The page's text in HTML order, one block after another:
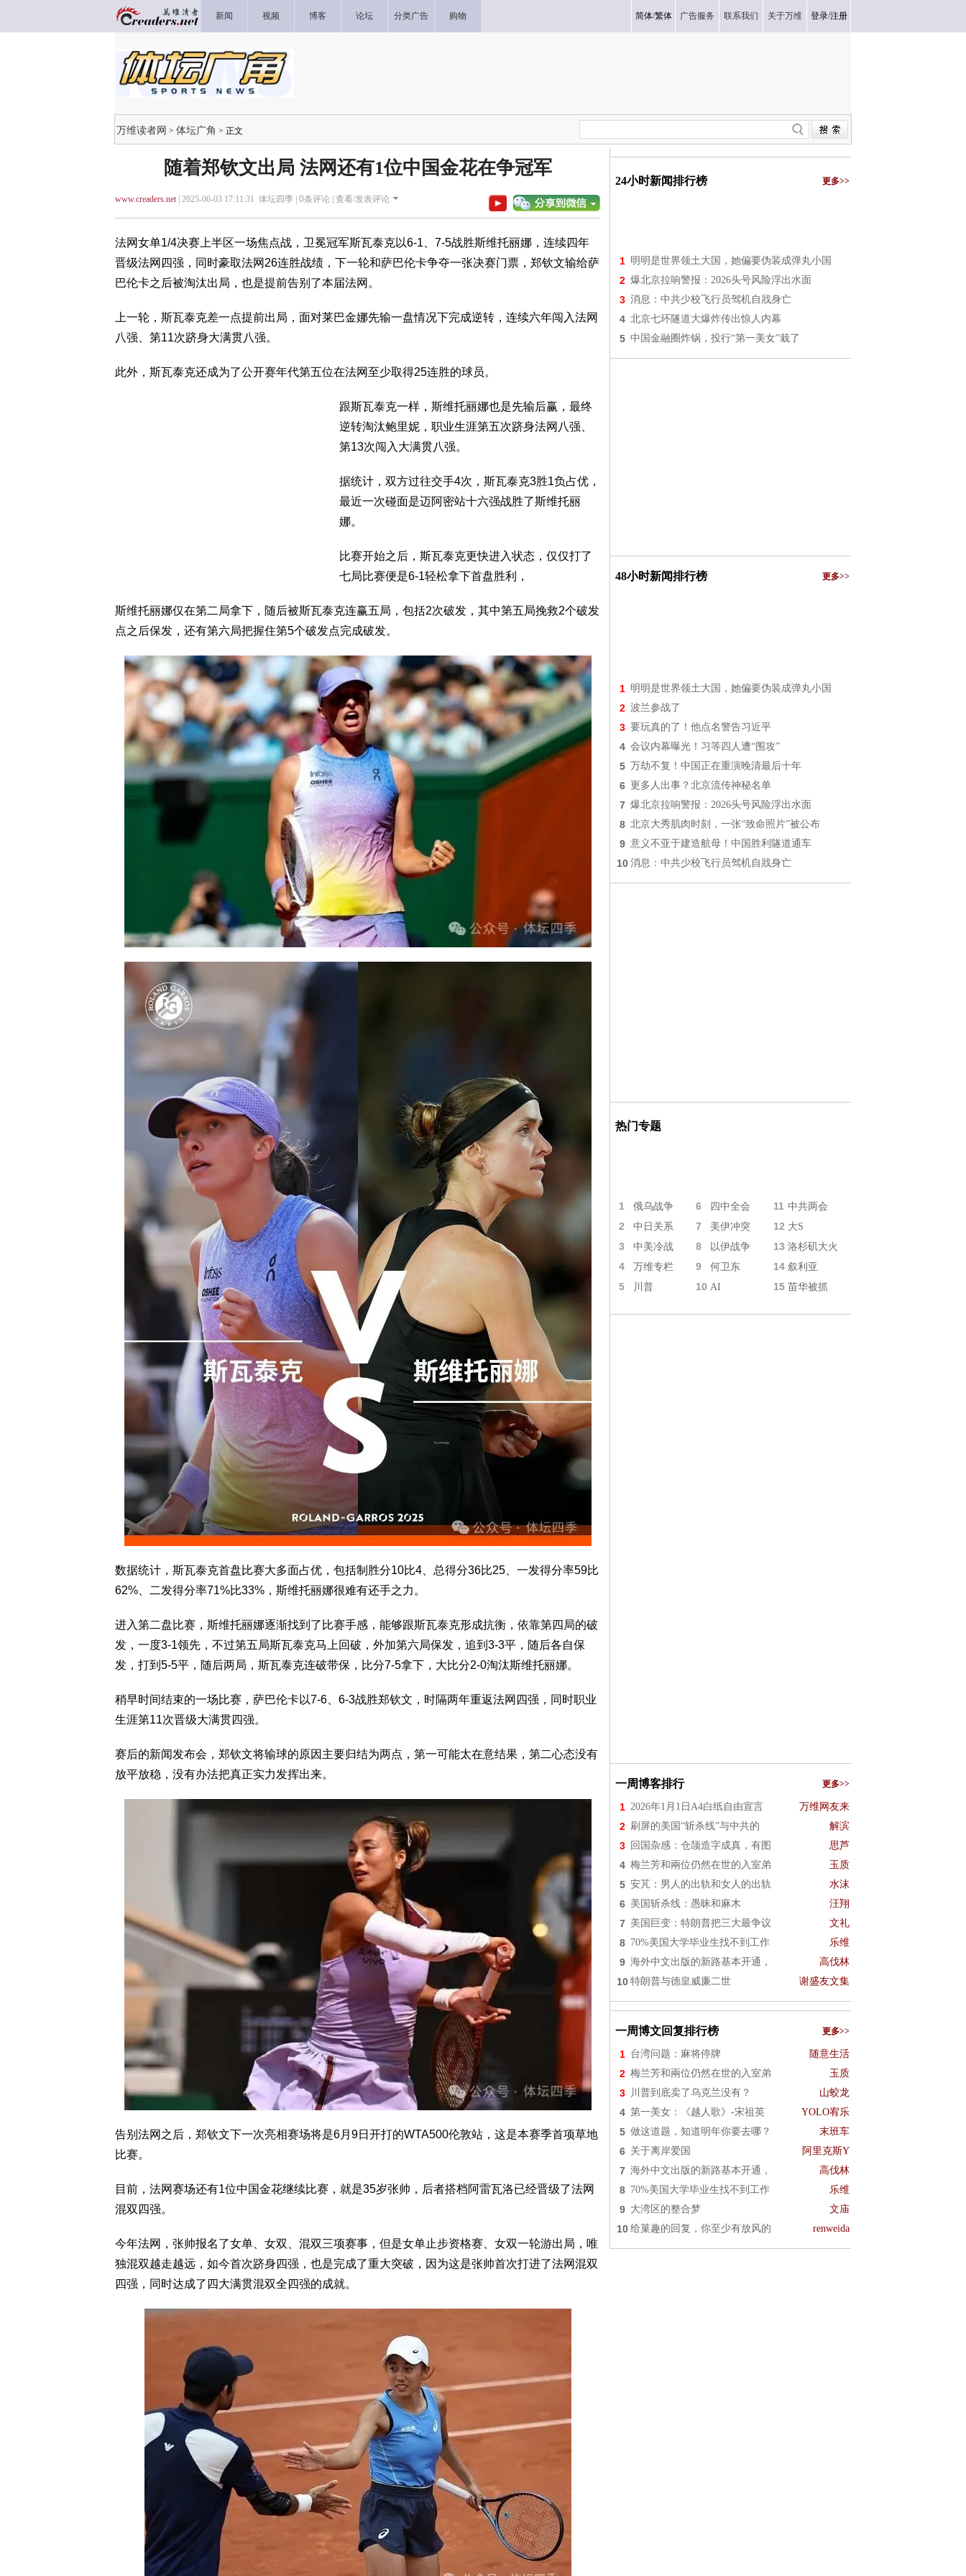
新闻 视频 博客 论坛 分类广告 购物 简体/繁体 广告服务 联系我们 关于万维 登录/注册
万维读者网 > 体坛广角 > 正文
随着郑钦文出局 法网还有1位中国金花在争冠军
www.creaders.net| 2025-06-03 17:11:31 体坛四季 | 0条评论 | 查看/发表评论
法网女单1/4决赛上半区一场焦点战，卫冕冠军斯瓦泰克以6-1、7-5战胜斯维托丽娜，连续四年
晋级法网四强，同时豪取法网26连胜战绩，下一轮和萨巴伦卡争夺一张决赛门票，郑钦文输给萨
巴伦卡之后被淘汰出局，也是提前告别了本届法网。
上一轮，斯瓦泰克差一点提前出局，面对莱巴金娜先输一盘情况下完成逆转，连续六年闯入法网
八强、第11次跻身大满贯八强。
此外，斯瓦泰克还成为了公开赛年代第五位在法网至少取得25连胜的球员。
跟斯瓦泰克一样，斯维托丽娜也是先输后赢，最终
逆转淘汰鲍里妮，职业生涯第五次跻身法网八强、
第13次闯入大满贯八强。
据统计，双方过往交手4次，斯瓦泰克3胜1负占优，
最近一次碰面是迈阿密站十六强战胜了斯维托丽
娜。
比赛开始之后，斯瓦泰克更快进入状态，仅仅打了
七局比赛便是6-1轻松拿下首盘胜利，
斯维托丽娜仅在第二局拿下，随后被斯瓦泰克连赢五局，包括2次破发，其中第五局挽救2个破发
点之后保发，还有第六局把握住第5个破发点完成破发。
数据统计，斯瓦泰克首盘比赛大多面占优，包括制胜分10比4、总得分36比25、一发得分率59比
62%、二发得分率71%比33%，斯维托丽娜很难有还手之力。
进入第二盘比赛，斯维托丽娜逐渐找到了比赛手感，能够跟斯瓦泰克形成抗衡，依靠第四局的破
发，一度3-1领先，不过第五局斯瓦泰克马上回破，外加第六局保发，追到3-3平，随后各自保
发，打到5-5平，随后两局，斯瓦泰克连破带保，比分7-5拿下，大比分2-0淘汰斯维托丽娜。
稍早时间结束的一场比赛，萨巴伦卡以7-6、6-3战胜郑钦文，时隔两年重返法网四强，同时职业
生涯第11次晋级大满贯四强。
赛后的新闻发布会，郑钦文将输球的原因主要归结为两点，第一可能太在意结果，第二心态没有
放平放稳，没有办法把真正实力发挥出来。
告别法网之后，郑钦文下一次亮相赛场将是6月9日开打的WTA500伦敦站，这是本赛季首项草地
比赛。
目前，法网赛场还有1位中国金花继续比赛，就是35岁张帅，后者搭档阿雷瓦洛已经晋级了法网
混双四强。
今年法网，张帅报名了女单、女双、混双三项赛事，但是女单止步资格赛、女双一轮游出局，唯
独混双越走越远，如今首次跻身四强，也是完成了重大突破，因为这是张帅首次打进了法网混双
四强，同时达成了四大满贯混双全四强的成就。
24小时新闻排行榜 更多>>
1 明明是世界领土大国，她偏要伪装成弹丸小国
2 爆北京拉响警报：2026头号风险浮出水面
3 消息：中共少校飞行员驾机自戕身亡
4 北京七环隧道大爆炸传出惊人内幕
5 中国金融圈炸锅，投行“第一美女”栽了
48小时新闻排行榜 更多>>
1 明明是世界领土大国，她偏要伪装成弹丸小国
2 波兰参战了
3 要玩真的了！他点名警告习近平
4 会议内幕曝光！习等四人遭“围攻”
5 万劫不复！中国正在重演晚清最后十年
6 更多人出事？北京流传神秘名单
7 爆北京拉响警报：2026头号风险浮出水面
8 北京大秀肌肉时刻，一张“致命照片”被公布
9 意义不亚于建造航母！中国胜利隧道通车
10 消息：中共少校飞行员驾机自戕身亡
热门专题
1 俄乌战争 6 四中全会 11 中共两会
2 中日关系 7 美伊冲突 12 大S
3 中美冷战 8 以伊战争 13 洛杉矶大火
4 万维专栏 9 何卫东 14 叙利亚
5 川普 10 AI 15 苗华被抓
一周博客排行 更多>>
1 2026年1月1日A4白纸自由宣言 万维网友来
2 刷屏的美国“斩杀线”与中共的 解滨
3 回国杂感：仓颉造字成真，有图 思芦
4 梅兰芳和兩位仍然在世的入室弟 玉质
5 安芃：男人的出轨和女人的出轨 水沫
6 美国斩杀线：愚昧和麻木 汪翔
7 美国巨变：特朗普把三大最争议 文礼
8 70%美国大学毕业生找不到工作 乐维
9 海外中文出版的新路基本开通， 高伐林
10 特朗普与德皇威廉二世 谢盛友文集
一周博文回复排行榜 更多>>
1 台湾问题：麻将停牌 随意生活
2 梅兰芳和兩位仍然在世的入室弟 玉质
3 川普到底卖了乌克兰没有？ 山蛟龙
4 第一美女：《越人歌》-宋祖英 YOLO宥乐
5 做这道题，知道明年你要去哪？ 末班车
6 关于离岸爱国 阿里克斯Y
7 海外中文出版的新路基本开通， 高伐林
8 70%美国大学毕业生找不到工作 乐维
9 大湾区的整合梦 文庙
10 给菓趣的回复，你至少有放风的 renweida